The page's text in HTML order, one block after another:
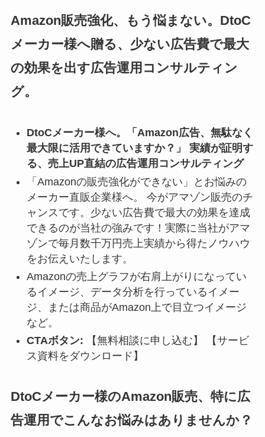
Amazon販売強化、もう悩まない。DtoC
メーカー様へ贈る、少ない広告費で最大
の効果を出す広告運用コンサルティン
グ。
DtoCメーカー様へ。「Amazon広告、無駄なく
最大限に活用できていますか？」
実績が証明す
る、売上UP直結の広告運用コンサルティング
「Amazonの販売強化ができない」とお悩みの
メーカー直販企業様へ。 今がアマゾン販売のチ
ャンスです。少ない広告費で最大の効果を達成
できるのが当社の強みです！実際に当社がアマ
ゾンで毎月数千万円売上実績から得たノウハウ
をお伝えいたします。
Amazonの売上グラフが右肩上がりになってい
るイメージ、データ分析を行っているイメー
ジ、または商品がAmazon上で目立つイメージ
など。
CTAボタン: 【無料相談に申し込む】 【サービ
ス資料をダウンロード】
DtoCメーカー様のAmazon販売、特に広
告運用でこんなお悩みはありませんか？